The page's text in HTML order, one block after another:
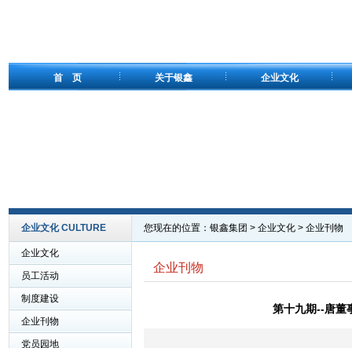
首 页 关于银鑫 企业文化
企业文化 CULTURE
企业文化
员工活动
制度建设
企业刊物
党员园地
您现在的位置： 银鑫集团 > 企业文化 > 企业刊物
企业刊物
第十九期--唐董